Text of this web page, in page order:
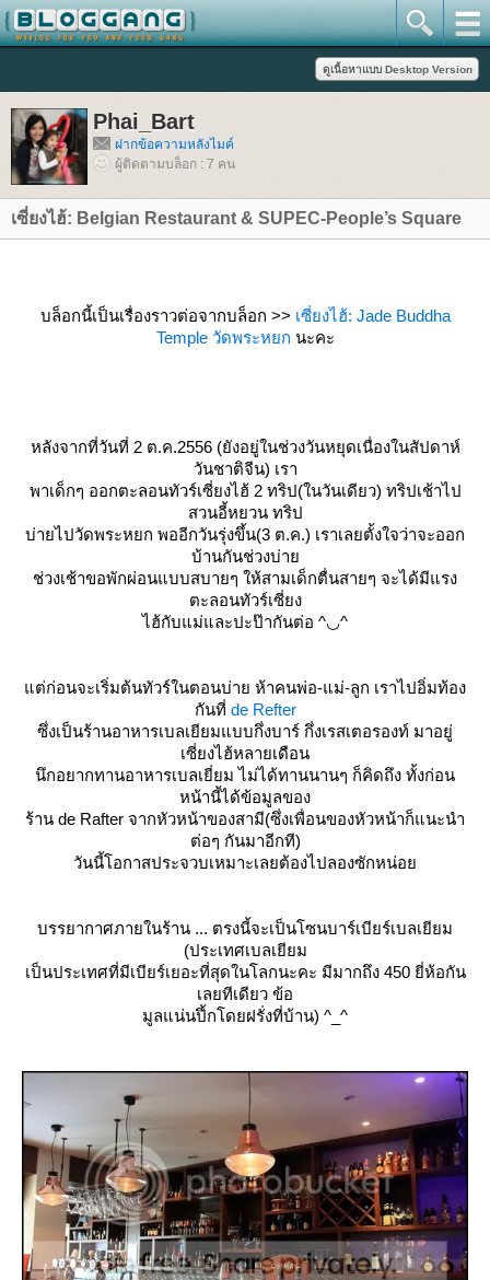
Phai_Bart
ฝากข้อความหลังไมค์
ผู้ติดตามบล็อก : 7 คน
เซี่ยงไฮ้: Belgian Restaurant & SUPEC-People’s Square
บล็อกนี้เป็นเรื่องราวต่อจากบล็อก >> เซี่ยงไฮ้: Jade Buddha
Temple วัดพระหยก นะคะ
หลังจากที่วันที่ 2 ต.ค.2556 (ยังอยู่ในช่วงวันหยุดเนื่องในสัปดาห์
วันชาติจีน) เรา
พาเด็กๆ ออกตะลอนทัวร์เซี่ยงไฮ้ 2 ทริป(ในวันเดียว) ทริปเช้าไป
สวนอี้หยวน ทริป
บ่ายไปวัดพระหยก พออีกวันรุ่งขึ้น(3 ต.ค.) เราเลยตั้งใจว่าจะออก
บ้านกันช่วงบ่า
ช่วงเช้าขอพักผ่อนแบบสบายๆ ให้สามเด็กตื่นสายๆ จะได้มีแรง
ตะลอนทัวร์เซี่ยง
ไฮ้กับแม่และปะป๊ากันต่อ ^◡^
ต่ก่อนจะเริ่มต้นทัวร์ในตอนบ่าย ห้าคนพ่อ-แม่-ลูก เราไปอิ่มท้อง
กันที่ de Refter
ซึ่งเป็นร้านอาหารเบลเยียมแบบกึ่งบาร์ กึ่งเรสเตอรองท์ มาอยู่
เซี่ยงไฮ้หลายเดือน
นึกอยากทานอาหารเบลเยี่ยม ไม่ได้ทานนานๆ ก็คิดถึง ทั้งก่อน
หน้านี้ได้ข้อมูลของ
ร้าน de Rafter จากหัวหน้าของสามี(ซึ่งเพื่อนของหัวหน้าก็แนะนำ
ต่อๆ กันมาอีกที)
วันนี้โอกาสประจวบเหมาะเลยต้องไปลองซักหน่อ
บรรยากาศภายในร้าน ... ตรงนี้จะเป็นโซนบาร์เบียร์เบลเยียม
(ประเทศเบลเยียม
เป็นประเทศที่มีเบียร์เยอะที่สุดในโลกนะคะ มีมากถึง 450 ยี่ห้อกัน
เลยทีเดียว ข้อ
มูลแน่นปึ้กโดยฝรั่งที่บ้าน) ^_^